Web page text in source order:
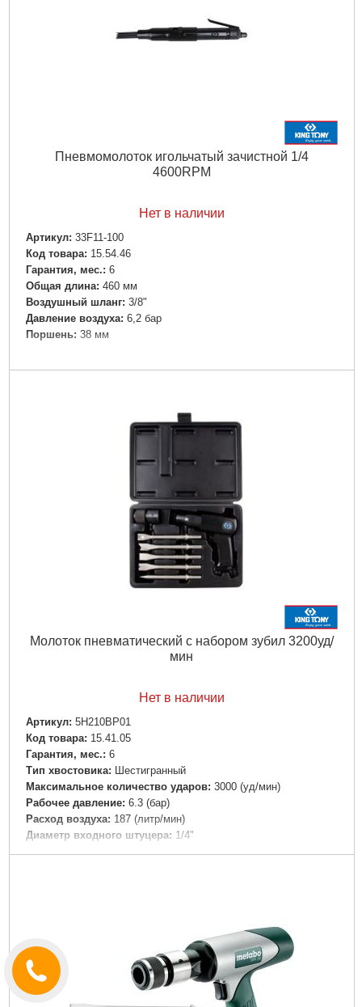
Пневмомолоток игольчатый зачистной 1/4
4600RPM
Нет в наличии
Артикул: 33F11-100
Код товара: 15.54.46
Гарантия, мес.: 6
Общая длина: 460 мм
Воздушный шланг: 3/8"
Давление воздуха: 6,2 бар
Поршень: 38 мм
Подробнее...
Молоток пневматический с набором зубил 3200уд/
мин
Нет в наличии
Артикул: 5H210BP01
Код товара: 15.41.05
Гарантия, мес.: 6
Тип хвостовика:
Шестигранный
Максимальное количество ударов: 3000 (уд/мин)
Рабочее давление: 6.3 (бар)
Расход воздуха: 187 (литр/мин)
Диаметр входного штуцера: 1/4"
Внутренний диаметр шланга: 10 (мм)